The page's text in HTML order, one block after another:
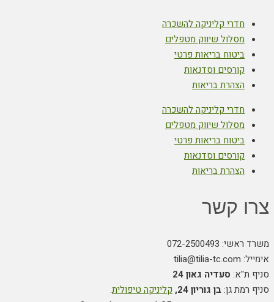
חדרי קליניקה להשכרה
מסלול שיווק מטפלים
ביטוח בריאות פרטי
קורסים וסדנאות
הצהרת בריאות
חדרי קליניקה להשכרה
מסלול שיווק מטפלים
ביטוח בריאות פרטי
קורסים וסדנאות
הצהרת בריאות
צרו קשר
משרד ראשי: 072-2500493
אימייל: tilia@tilia-tc.com
סניף ת"א: סעדיה גאון 24
סניף רמת גן:בן גוריון 24, קליניקה טיפולית.